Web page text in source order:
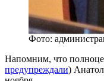
Фото:
Напомним, что
предупреждали)